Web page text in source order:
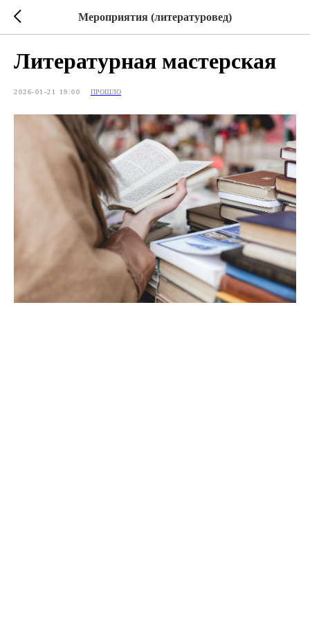
Мероприятия (литературовед)
Литературная мастерская
2026-01-21 19:00 ПРОШЛО